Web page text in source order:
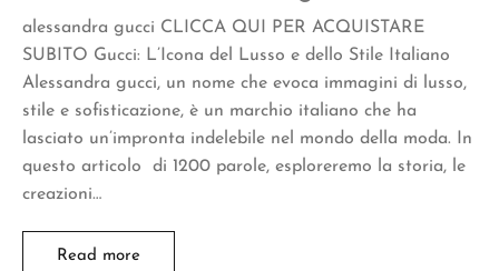
alessandra gucci CLICCA QUI PER ACQUISTARE
SUBITO Gucci: L’Icona del Lusso e dello Stile Italiano
Alessandra gucci, un nome che evoca immagini di lusso,
stile e sofisticazione, è un marchio italiano che ha
lasciato un’impronta indelebile nel mondo della moda. In
questo articolo di 1200 parole, esploreremo la storia, le
creazioni…
Read more